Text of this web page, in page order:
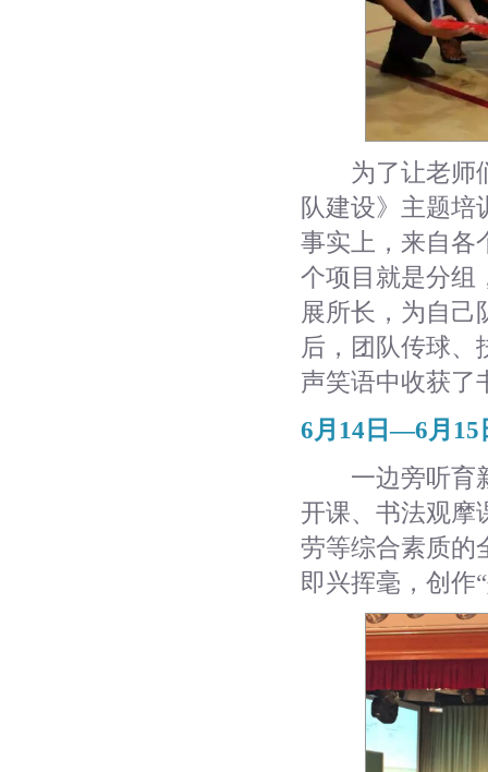
为了让老师们
队建设》主题培
事实上，来自各
个项目就是分组
展所长，为自己
后，团队传球、
声笑语中收获了
6月14日—6月15
一边旁听育新
开课、书法观摩
劳等综合素质的
即兴挥毫，创作